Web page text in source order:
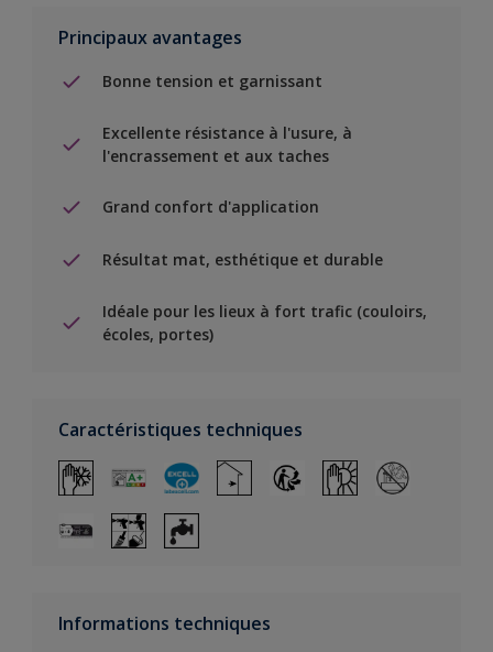
Principaux avantages
Bonne tension et garnissant
Excellente résistance à l'usure, à
l'encrassement et aux taches
Grand confort d'application
Résultat mat, esthétique et durable
Idéale pour les lieux à fort trafic (couloirs,
écoles, portes)
Caractéristiques techniques
Informations techniques